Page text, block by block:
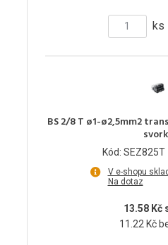
ks
BS 2/8 T ø1-ø2,5mm2
Kód: SEZ825T
V e-shopu
Na dotaz
13.58 Kč
11.22 Kč